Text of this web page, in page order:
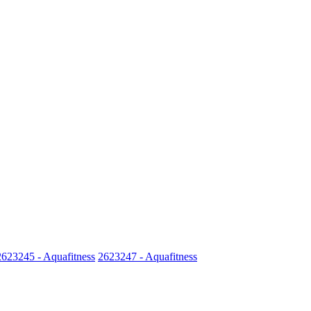
- Aquafitness 2623247 - Aquafitness